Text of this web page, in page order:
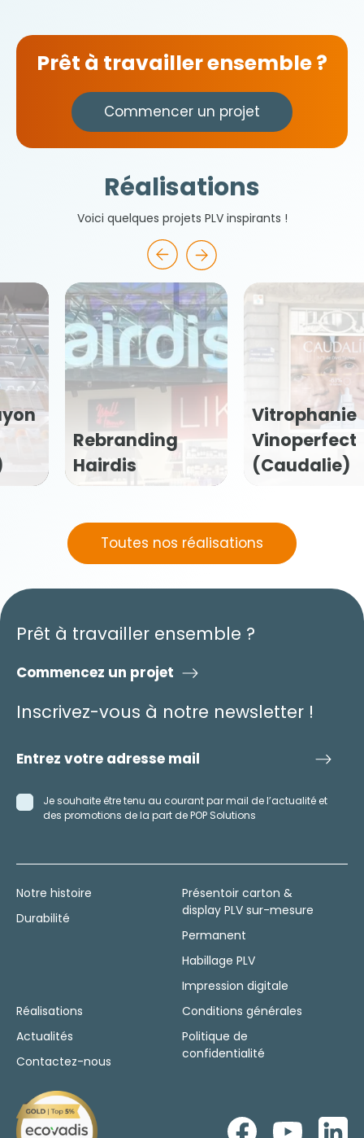
Prêt à travailler ensemble ?
Commencer un projet
Réalisations
Voici quelques projets PLV inspirants !
Rebranding
Hairdis
Vitrophanie
Vinoperfect
(Caudalie)
Toutes nos réalisations
Prêt à travailler ensemble ?
Commencez un projet
Inscrivez-vous à notre newsletter !
Je souhaite être tenu au courant par mail de l’actualité et
des promotions de la part de POP Solutions
Notre histoire
Durabilité
Présentoir carton &
display PLV sur-mesure
Permanent
Habillage PLV
Impression digitale
Réalisations
Actualités
Contactez-nous
Conditions générales
Politique de
confidentialité